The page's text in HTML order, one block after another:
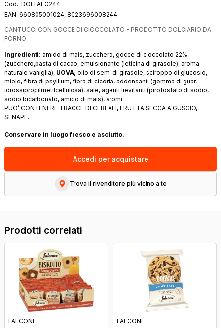
Cod.: DOLFALG244
EAN: 660805001024, 8023696008244
CANTUCCI CON GOCCE DI CIOCCOLATO - PRODOTTO DOLCIARIO DA
FORNO
Ingredienti: amido di mais, zucchero, gocce di cioccolato 22%
(zucchero,pasta di cacao, emulsionante (leticina di girasole), aroma
naturale vaniglia), UOVA, olio di semi di girasole, sciroppo di glucosio,
miele, fibra di psyllium, fibra di cicoria, addensanti (gomma di guar,
idrossipropilmetilcellulosa), sale, agenti lievitanti (pirofosfato di sodio,
sodio bicarbonato, amido di mais), aromi.
PUO’ CONTENERE TRACCE DI CEREALI, FRUTTA SECCA A GUSCIO,
SENAPE.
Conservare in luogo fresco e asciutto.
Accedi per acquistare
Trova il rivenditore più vicino a te
Prodotti correlati
FALCONE FALCONE